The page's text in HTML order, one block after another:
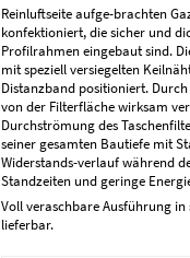
Reinluftseite aufge-brachten
konfektioniert, die sicher und
Profilrahmen eingebaut sind.
mit speziell versiegelten
Distanzband positioniert.
von der Filterfläche wirksam
Durchströmung des
seiner gesamten Bautiefe mit
Widerstands-verlauf während
Standzeiten und geringe
Voll veraschbare Ausführung
lieferbar.